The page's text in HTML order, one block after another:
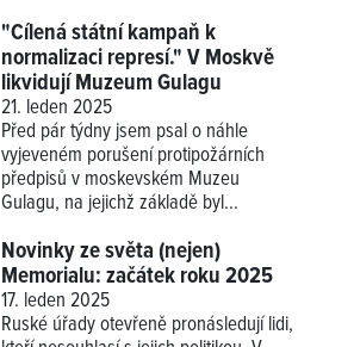
"Cílená státní kampaň k
normalizaci represí." V Moskvě
likvidují Muzeum Gulagu
21. leden 2025
Před pár týdny jsem psal o náhle
vyjeveném porušení protipožárních
předpisů v moskevském Muzeu
Gulagu, na jejichž základě byl...
Novinky ze světa (nejen)
Memorialu: začátek roku 2025
17. leden 2025
Ruské úřady otevřeně pronásledují lidi,